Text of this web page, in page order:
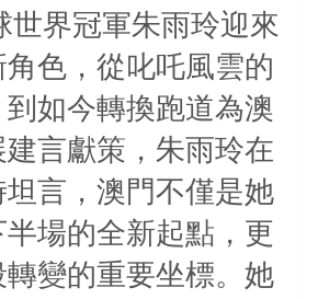
世界冠軍朱雨玲迎來
色，從叱吒風雲的
到如今轉換跑道為澳
建言獻策，朱雨玲在
言，澳門不僅是她
場的全新起點，更
變的重要坐標。她